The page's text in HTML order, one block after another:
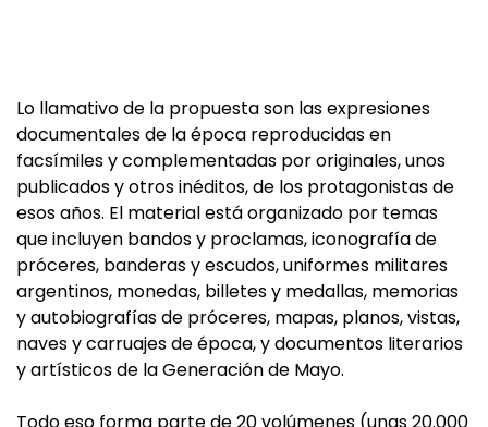
Lo llamativo de la propuesta son las expresiones
documentales de la época reproducidas en
facsímiles y complementadas por originales, unos
publicados y otros inéditos, de los protagonistas de
esos años. El material está organizado por temas
que incluyen bandos y proclamas, iconografía de
próceres, banderas y escudos, uniformes militares
argentinos, monedas, billetes y medallas, memorias
y autobiografías de próceres, mapas, planos, vistas,
naves y carruajes de época, y documentos literarios
y artísticos de la Generación de Mayo.